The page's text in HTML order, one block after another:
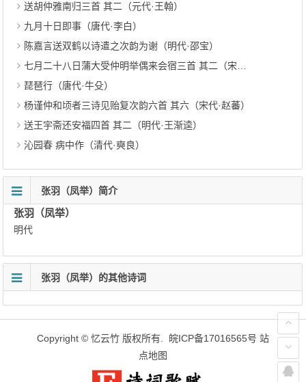
送胡仲雅南归三首 其二（元代·王翰）
九月十日即事（唐代·李白）
陈嘉言送双鹤以诗遣之次韵为谢（明代·邵宝）
七月二十八日蒲大受仲明举偶来会宿三首 其二（宋代·郭印）
琵琶行（唐代·牛殳）
杨谨仲和顷者三诗见贻复次韵六首 其六（宋代·赵蕃）
送王宇斋还安福四首 其二（明代·王渐逵）
沁园春 病中作（清代·奭良）
张羽（凤举）简介
张羽（凤举）
明代
张羽（凤举）的其他诗词
Copyright © 忆云竹 版权所有. 皖ICP备17016565号 站
点地图